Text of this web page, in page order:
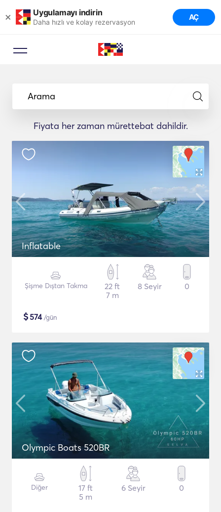
× Uygulamayı indirin
Daha hızlı ve kolay rezervasyon AÇ
Arama
Fiyata her zaman mürettebat dahildir.
Inflatable
Şişme Dıştan Takma
22 ft
7 m
8 Seyir 0
$574/gün
Olympic Boats 520BR
Diğer
17 ft
5 m
6 Seyir 0